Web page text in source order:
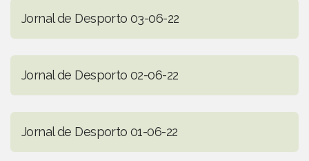
Jornal de Desporto 03-06-22
Jornal de Desporto 02-06-22
Jornal de Desporto 01-06-22